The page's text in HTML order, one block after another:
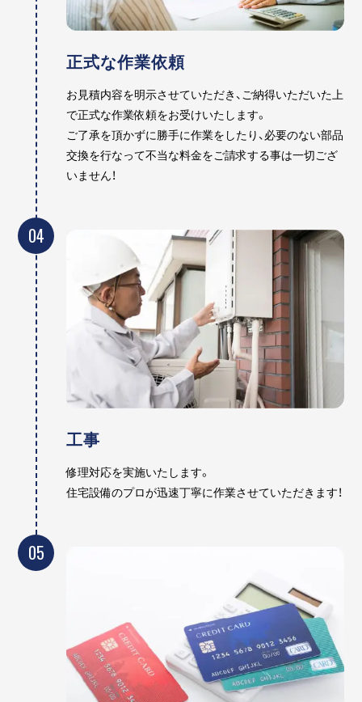
正式な作業依頼
お見積内容を明示させていただき、ご納得いただいた上
で正式な作業依頼をお受けいたします。
ご了承を頂かずに勝手に作業をしたり、必要のない部品
交換を行なって不当な料金をご請求する事は一切ござ
いません！
04
工事
修理対応を実施いたします。
住宅設備のプロが迅速丁寧に作業させていただきます！
05